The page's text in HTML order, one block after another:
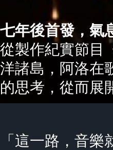
七年後首發，氣
從製作紀實節目
洋諸島，阿洛在
的思考，從而展
「這一路，音